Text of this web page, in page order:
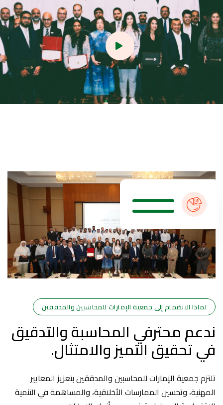
لماذا الانضمام إلى جمعية الإمارات للمحاسبين والمدققين
ندعم محترفي المحاسبة والتدقيق
في تحقيق التميز والامتثال.
تلتزم جمعية الإمارات للمحاسبين والمدققين بتعزيز المعايير
المهنية، وتحسين الممارسات الأخلاقية، والمساهمة في التنمية